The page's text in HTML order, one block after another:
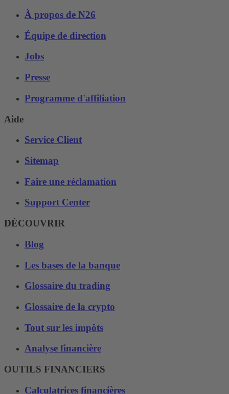
À propos de N26
Équipe de direction
Jobs
Presse
Programme d'affiliation
Aide
Service Client
Sitemap
Faire une réclamation
Support Center
DÉCOUVRIR
Blog
Les bases de la banque
Glossaire du trading
Glossaire de la crypto
Tout sur les impôts
Analyse financière
OUTILS FINANCIERS
Calculatrices financières